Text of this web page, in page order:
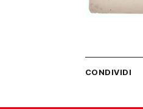
CONDIVIDI